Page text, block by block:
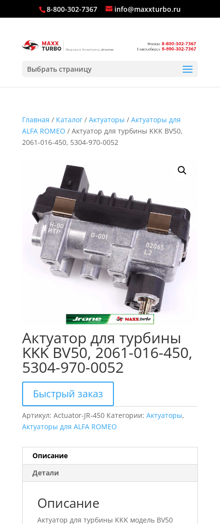
8-800-302-7367 info@maxxturbo.ru
Выбрать страницу
Главная / Каталог/ Актуаторы / Актуаторы для
ALFA ROMEO / Актуатор для турбины KKK BV50,
2061-016-450, 5304-970-0052
Актуатор для турбины
KKK BV50, 2061-016-450,
5304-970-0052
Быстрый заказ
Артикул: Actuator-JR-450 Категории: Актуаторы,
Актуаторы для ALFA ROMEO
Описание
Детали
Описание
Актуатор для турбины KKK модель BV50